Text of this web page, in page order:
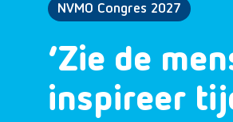
NVMO Congres 2027
‘Zie de
inspireer